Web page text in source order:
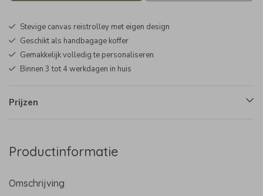
Stevige canvas reistrolley met eigen design
Geschikt als handbagage koffer
Gemakkelijk volledig te personaliseren
Binnen 3 tot 4 werkdagen in huis
Prijzen
Productinformatie
Omschrijving